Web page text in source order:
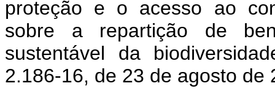
proteção e o acesso ao
sobre a repartição de
sustentável da
2.186-16, de 23 de agosto